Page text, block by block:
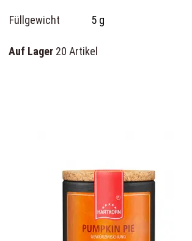
Füllgewicht 5 g
Auf Lager 20 Artikel